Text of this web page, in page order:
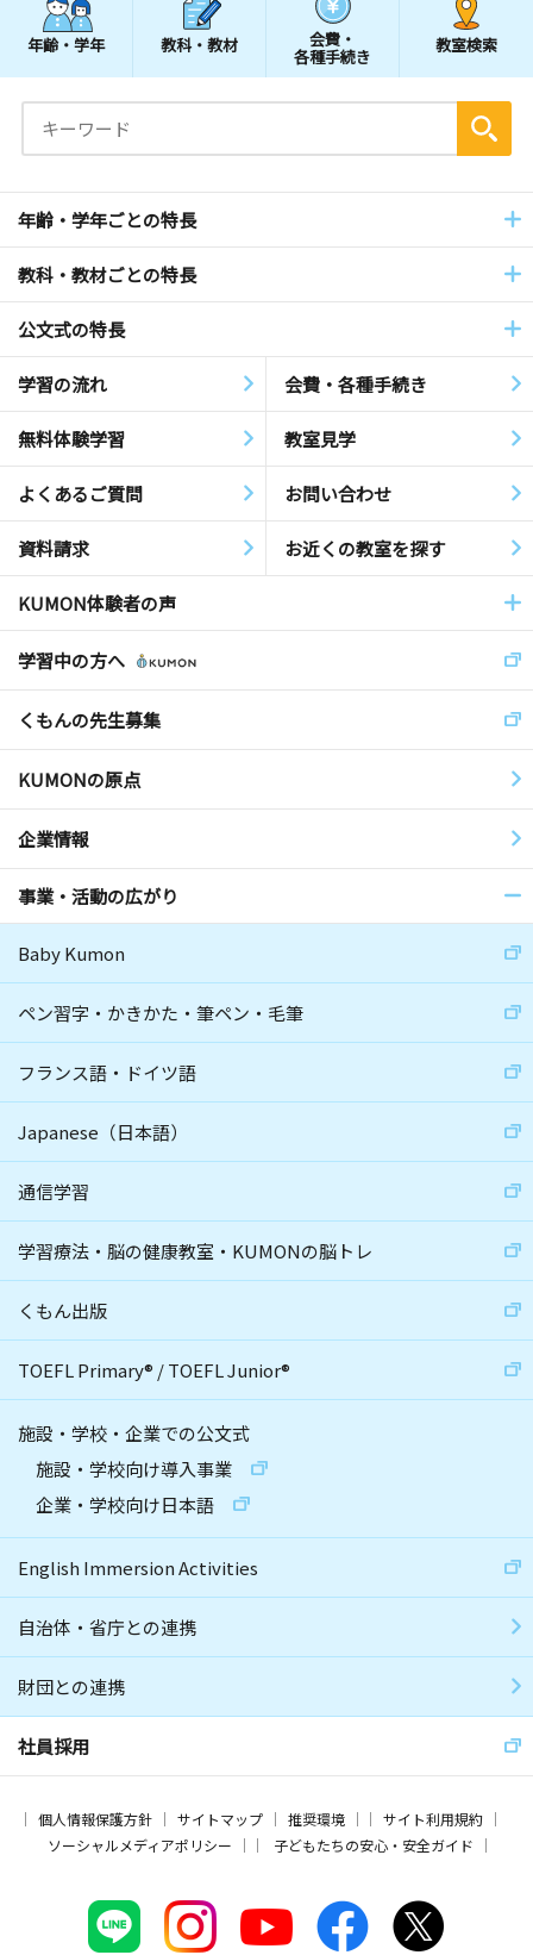
年齢・学年 教科・教材 会費・
各種手続き
教室検索
年齢・学年ごとの特長
教科・教材ごとの特長
公文式の特長
学習の流れ 会費・各種手続き
無料体験学習 教室見学
よくあるご質問 お問い合わせ
資料請求 お近くの教室を探す
KUMON体験者の声
学習中の方へ
くもんの先生募集
KUMONの原点
企業情報
事業・活動の広がり
Baby Kumon
ペン習字・かきかた・筆ペン・毛筆
フランス語・ドイツ語
Japanese（日本語）
通信学習
学習療法・脳の健康教室・KUMONの脳トレ
くもん出版
TOEFL Primary® /TOEFL Junior®
施設・学校・企業での公文式
施設・学校向け導入事業
企業・学校向け日本語
English Immersion Activities
自治体・省庁との連携
財団との連携
社員採用
個人情報保護方針 サイトマップ 推奨環境
サイト利用規約
ソーシャルメディアポリシー
子どもたちの安心・安全ガイド